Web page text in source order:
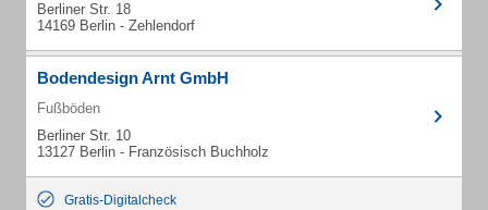
Berliner Str. 18
14169 Berlin - Zehlendorf
Bodendesign Arnt GmbH
Fußböden
Berliner Str. 10
13127 Berlin - Französisch Buchholz
Gratis-Digitalcheck